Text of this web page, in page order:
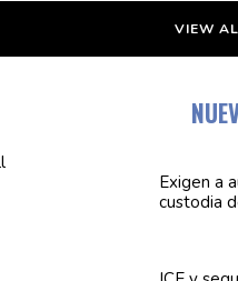
VIEW
Exigen a
custodia